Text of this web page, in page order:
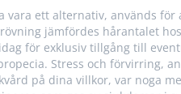
vara ett alternativ, används
jämfördes hårantalet
för exklusiv tillgång till
Stress och förvirring,
på dina villkor, var noga